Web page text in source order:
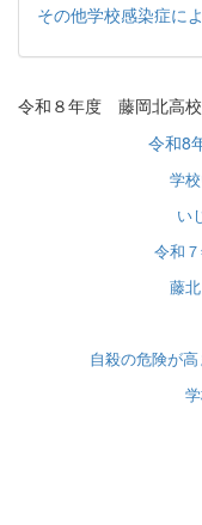
その他学校感染症に
令和８年度 藤岡北高校
令和8
学
い
令和
藤
自殺の危険が